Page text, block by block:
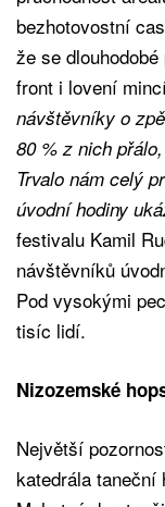
bezhotovostní
že se
front i lovení
návštěvníky o
80 % z nich
Trvalo nám celý
úvodní hodiny
festivalu Kamil
návštěvníků
Pod vysokými
tisíc lidí.
Nizozemské
Největší
katedrála taneční